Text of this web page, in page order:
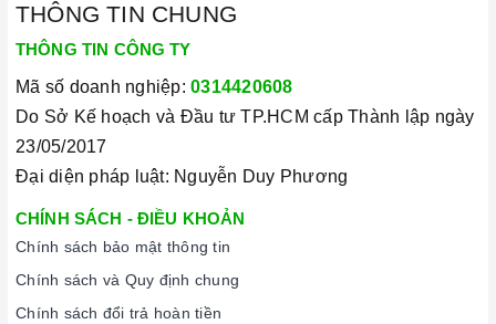
THÔNG TIN CHUNG
THÔNG TIN CÔNG TY
Mã số doanh nghiệp: 0314420608
Do Sở Kế hoạch và Đầu tư TP.HCM cấp Thành lập ngày
23/05/2017
Đại diện pháp luật: Nguyễn Duy Phương
CHÍNH SÁCH - ĐIỀU KHOẢN
Chính sách bảo mật thông tin
Chính sách và Quy định chung
Chính sách đổi trả hoàn tiền